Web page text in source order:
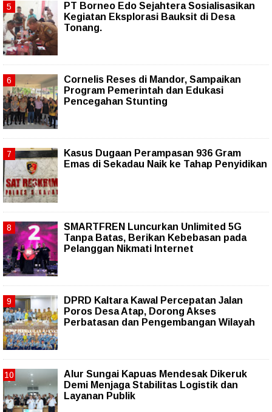
PT Borneo Edo Sejahtera Sosialisasikan
Kegiatan Eksplorasi Bauksit di Desa
Tonang.
Cornelis Reses di Mandor, Sampaikan
Program Pemerintah dan Edukasi
Pencegahan Stunting
Kasus Dugaan Perampasan 936 Gram
Emas di Sekadau Naik ke Tahap Penyidikan
SMARTFREN Luncurkan Unlimited 5G
Tanpa Batas, Berikan Kebebasan pada
Pelanggan Nikmati Internet
DPRD Kaltara Kawal Percepatan Jalan
Poros Desa Atap, Dorong Akses
Perbatasan dan Pengembangan Wilayah
Alur Sungai Kapuas Mendesak Dikeruk
Demi Menjaga Stabilitas Logistik dan
Layanan Publik